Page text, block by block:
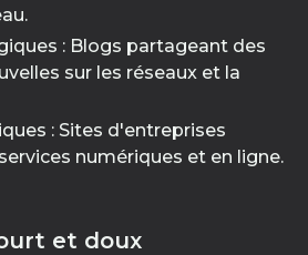
: Blogs partageant des
sur les réseaux et la
: Sites d'entreprises
numériques et en ligne.
et doux